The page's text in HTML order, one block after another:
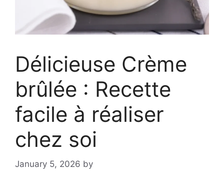
Délicieuse Crème
brûlée : Recette
facile à réaliser
chez soi
January 5, 2026 by